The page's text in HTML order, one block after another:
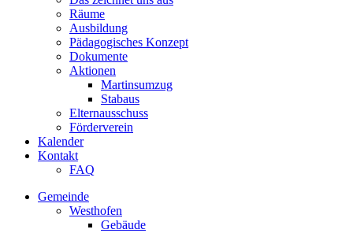
Räume
Ausbildung
Pädagogisches Konzept
Dokumente
Aktionen
Martinsumzug
Stabaus
Elternausschuss
Förderverein
Kalender
Kontakt
FAQ
Gemeinde
Westhofen
Gebäude